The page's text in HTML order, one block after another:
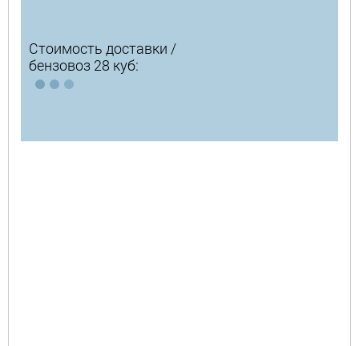
Стоимость доставки /
бензовоз 28 куб: